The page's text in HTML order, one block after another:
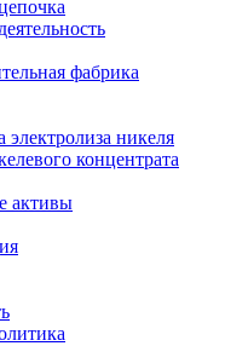
фабрика
никеля
концентрата
активы